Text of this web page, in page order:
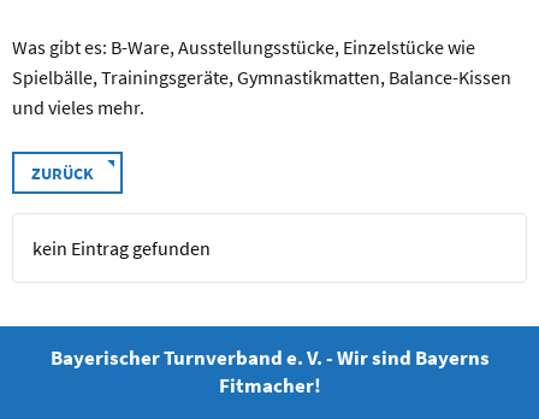
Was gibt es: B-Ware, Ausstellungsstücke, Einzelstücke wie
Spielbälle, Trainingsgeräte, Gymnastikmatten, Balance-Kissen
und vieles mehr.
ZURÜCK
kein Eintrag gefunden
Bayerischer Turnverband e. V. - Wir sind Bayerns
Fitmacher!